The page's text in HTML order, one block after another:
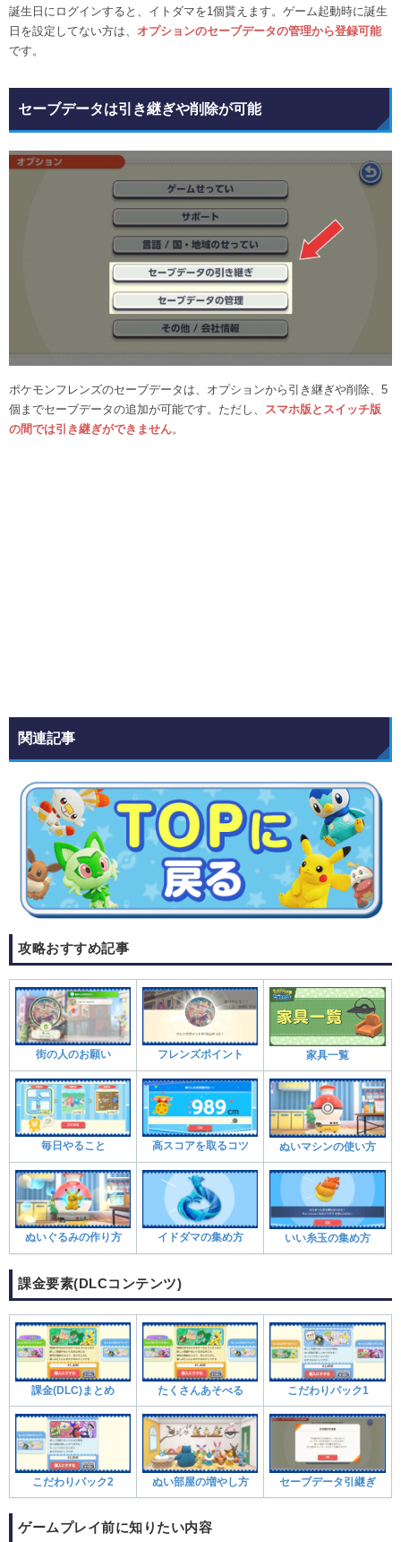
誕生日にログインすると、イトダマを1個貰えます。ゲーム起動時に誕生
日を設定してない方は、 オプションのセーブデータの管理から登録可能
です。
セーブデータは引き継ぎや削除が可能
ポケモンフレンズのセーブデータは、オプションから引き継ぎや削除、5
個までセーブデータの追加が可能です。ただし、
スマホ版とスイッチ版
の間では引き継ぎができません。
関連記事
攻略おすすめ記事
街の人のお願い フレンズポイント 家具一覧
毎日やること 高スコアを取るコツ ぬいマシンの使い方
ぬいぐるみの作り方 イドダマの集め方 いい糸玉の集め方
課金要素(DLCコンテンツ)
課金(DLC)まとめ たくさんあそべる こだわりパック1
こだわりパック2 ぬい部屋の増やし方 セーブデータ引継ぎ
ゲームプレイ前に知りたい内容